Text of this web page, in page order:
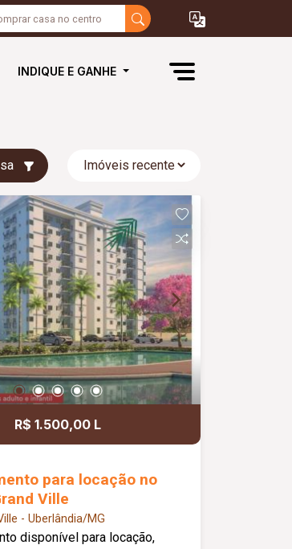
INDIQUE E GANHE
R$ 1.500,00 L
para locação no
Ville
- Uberlândia/MG
disponível para locação,